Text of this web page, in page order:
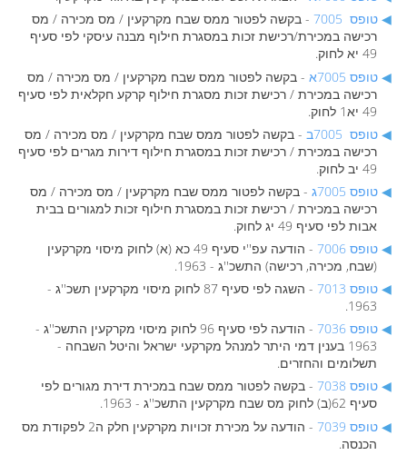
טופס 7005
- בקשה לפטור ממס שבח מקרקעין / מס מכירה / מס
רכישה במכירת/רכישת זכות במסגרת חילוף מבנה עיסקי לפי סעיף
49 יא לחוק.
טופס 7005א
- בקשה לפטור ממס שבח מקרקעין / מס מכירה / מס
רכישה במכירת / רכישת זכות מסגרת חילוף קרקע חקלאית לפי סעיף
49 יא1 לחוק.
טופס 7005ב
- בקשה לפטור ממס שבח מקרקעין / מס מכירה / מס
רכישה במכירת / רכישת זכות במסגרת חילוף דירות מגרים לפי סעיף
49 יב לחוק.
טופס 7005ג
- בקשה לפטור ממס שבח מקרקעין / מס מכירה / מס
רכישה במכירת / רכישת זכות במסגרת חילוף זכות למגורים בבית
אבות לפי סעיף 49 יג לחוק.
טופס 7006
- הודעה עפ''י סעיף 49 כא (א) לחוק מיסוי מקרקעין
(שבח, מכירה, רכישה) התשכ''ג - 1963.
טופס 7013
- השגה לפי סעיף 87 לחוק מיסוי מקרקעין תשכ''ג -
1963.
טופס 7036
- הודעה לפי סעיף 96 לחוק מיסוי מקרקעין התשכ''ג -
1963 בענין דמי היתר למנהל מקרקעי ישראל והיטל השבחה -
תשלומים והחזרים.
טופס 7038
- בקשה לפטור ממס שבח במכירת דירת מגורים לפי
סעיף 62(ב) לחוק מס שבח מקרקעין התשכ''ג - 1963.
טופס 7039
- הודעה על מכירת זכויות מקרקעין חלק ה2 לפקודת מס
הכנסה.